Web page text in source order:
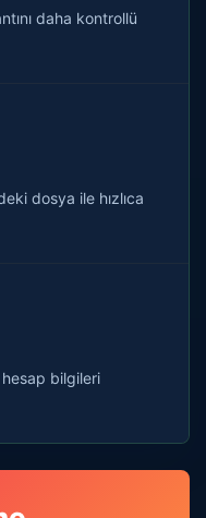
daha kontrollü
dosya ile hızlıca
hesap bilgileri